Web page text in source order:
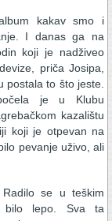
kakav smo i
I danas ga na
koji je nadživeo
priča Josipa,
postala to što jeste.
je u Klubu
kazalištu
koji je otpevan na
pevanje uživo, ali
se u teškim
bilo lepo. Sva ta